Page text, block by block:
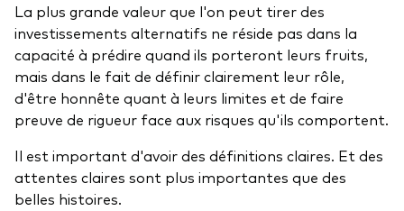
La plus grande valeur que l'on peut tirer des
investissements alternatifs ne réside pas dans la
capacité à prédire quand ils porteront leurs fruits,
mais dans le fait de définir clairement leur rôle,
d'être honnête quant à leurs limites et de faire
preuve de rigueur face aux risques qu'ils comportent.
Il est important d'avoir des définitions claires. Et des
attentes claires sont plus importantes que des
belles histoires.